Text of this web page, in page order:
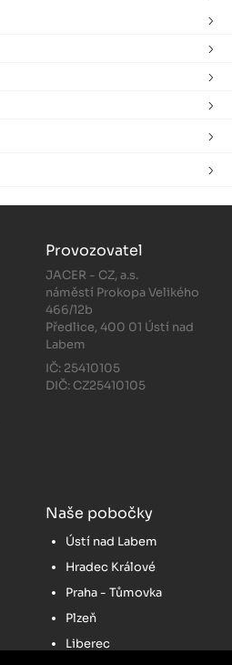
Provozovatel
JACER - CZ, a.s.
náměstí Prokopa Velikého
466/12b
Předlice, 400 01 Ústí nad
Labem
IČ: 25410105
DIČ: CZ25410105
Naše pobočky
Ústí nad Labem
Hradec Králové
Praha - Tůmovka
Plzeň
Liberec